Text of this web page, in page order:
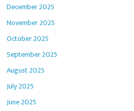
December 2025
November 2025
October 2025
September 2025
August 2025
July 2025
June 2025